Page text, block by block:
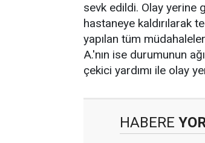
sevk edildi. Olay yerine
hastaneye kaldırılarak
yapılan tüm
A.'nın ise durumunun
çekici yardımı ile olay
HABERE